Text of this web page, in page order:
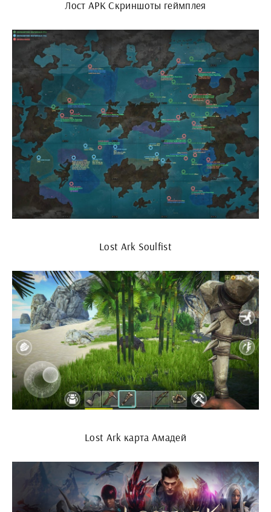
Лост АРК Скриншоты геймплея
Lost Ark Soulfist
Lost Ark карта Амадей